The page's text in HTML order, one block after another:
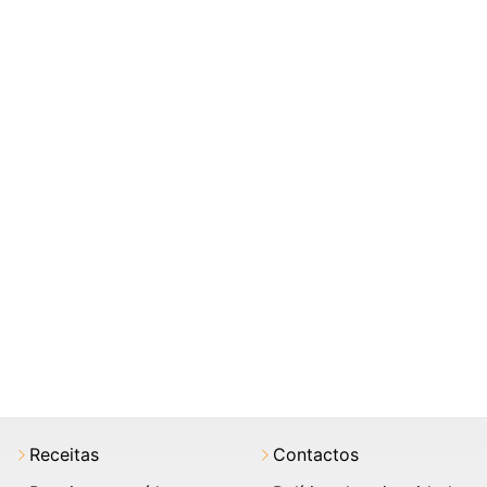
Receitas
Contactos